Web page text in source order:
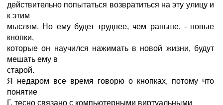
действительно попытаться возвратиться на эту улицу и
к этим
мыслям. Но ему будет труднее, чем раньше, - новые
кнопки,
которые он научился нажимать в новой жизни, будут
мешать ему в
старой.
Я недаром все время говорю о кнопках, потому что
понятие
Г. тесно связано с компьютерными виртуальными